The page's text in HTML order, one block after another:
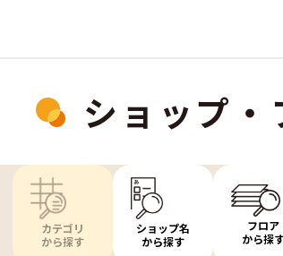
ショップ・
カテゴリ
から探す
ショップ名
から探す
フロア
から探